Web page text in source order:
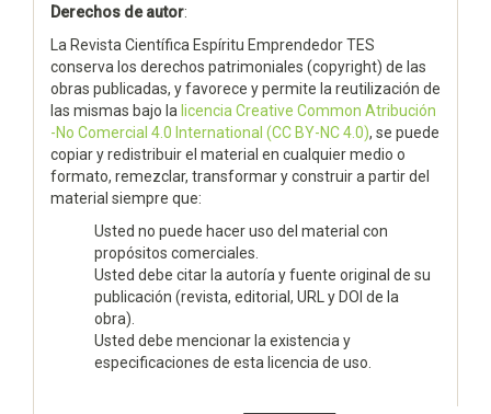
Derechos de autor:
La Revista Científica Espíritu Emprendedor TES
conserva los derechos patrimoniales (copyright) de las
obras publicadas, y favorece y permite la reutilización de
las mismas bajo la licencia Creative Common Atribución
-No Comercial 4.0 International (CC BY-NC 4.0), se puede
copiar y redistribuir el material en cualquier medio o
formato, remezclar, transformar y construir a partir del
material siempre que:
Usted no puede hacer uso del material con
propósitos comerciales.
Usted debe citar la autoría y fuente original de su
publicación (revista, editorial, URL y DOI de la
obra).
Usted debe mencionar la existencia y
especificaciones de esta licencia de uso.